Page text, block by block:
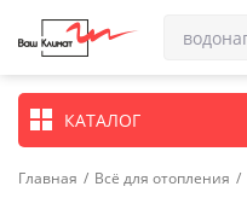
КАТАЛОГ
Главная / Всё для отопления /